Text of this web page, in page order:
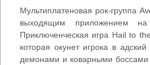
Мультиплатеновая рок-группа
выходящим приложением
Приключенческая игра Hail to
которая окунет игрока в
демонами и коварными боссами